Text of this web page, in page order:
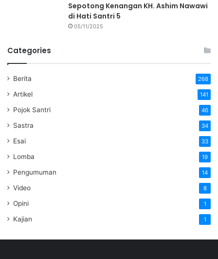
Sepotong Kenangan KH. Ashim Nawawi
di Hati Santri 5
05/11/2025
Categories
Berita 268
Artikel 141
Pojok Santri 46
Sastra 34
Esai 33
Lomba 19
Pengumuman 14
Video 8
Opini 1
Kajian 1